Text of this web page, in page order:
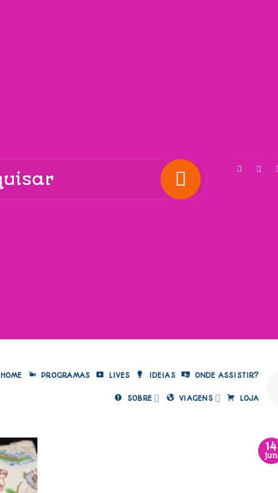
HOME PROGRAMAS LIVES IDEIAS ONDE ASSISTIR?
SOBRE VIAGENS LOJA
14
jun